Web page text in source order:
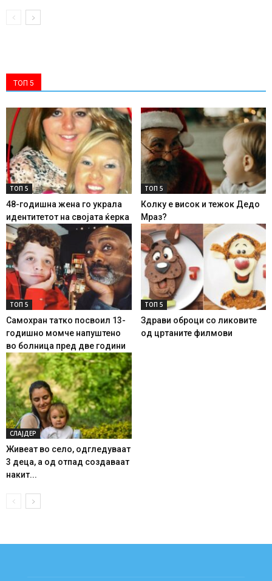
ТОП 5
ТОП 5
48-годишна жена го украла
идентитетот на својата ќерка
ТОП 5
Колку е висок и тежок Дедо
Мраз?
ТОП 5
Самохран татко посвоил 13-
годишно момче напуштено
во болница пред две години
ТОП 5
Здрави оброци со ликовите
од цртаните филмови
СЛАЈДЕР
Живеат во село, одгледуваат
3 деца, а од отпад создаваат
накит...